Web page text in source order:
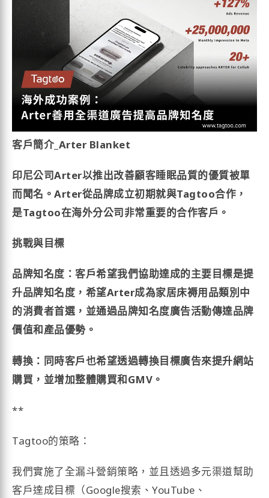
客戶簡介_Arter Blanket
印尼公司Arter以推出改善顧客睡眠品質的優質被單
而聞名。Arter從品牌成立初期就與Tagtoo合作，
是Tagtoo在海外分公司非常重要的合作客戶。
挑戰與目標
品牌知名度：客戶希望我們協助達成的主要目標是提
升品牌知名度，希望Arter成為家居床褥用品類別中
的消費者首選，並通過品牌知名度廣告活動傳達品牌
價值和產品優勢。
轉換：同時客戶也希望透過轉換目標廣告來提升網站
購買，並增加整體購買和GMV。
**
Tagtoo的策略：
我們實施了全漏斗營銷策略，並且透過多元渠道幫助
客戶達成目標（Google搜索、YouTube、